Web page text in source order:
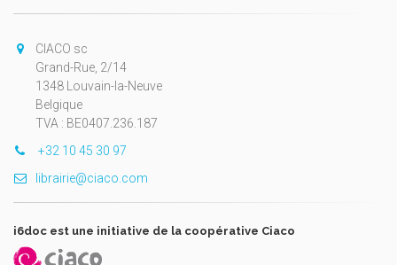
CIACO sc
Grand-Rue, 2/14
1348 Louvain-la-Neuve
Belgique
TVA : BE0407.236.187
+32 10 45 30 97
librairie@ciaco.com
i6doc est une initiative de la coopérative Ciaco